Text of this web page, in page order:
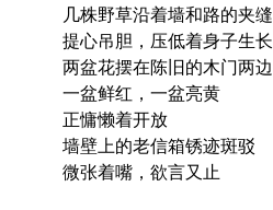
几株野草沿着墙和路的夹缝
提心吊胆，压低着身子生长
两盆花摆在陈旧的木门两边
一盆鲜红，一盆亮黄
正慵懒着开放
墙壁上的老信箱锈迹斑驳
微张着嘴，欲言又止